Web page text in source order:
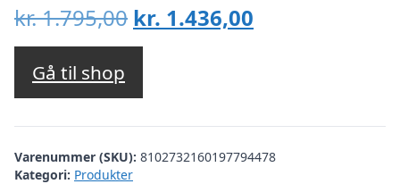
kr.1.795,00 Den
oprindelige
var:
kr. 1.795,00.
kr. 1.436,00
kr. 1.436,00.
Gå til shop
Varenummer (SKU): 8102732160197794478
Kategori: Produkter